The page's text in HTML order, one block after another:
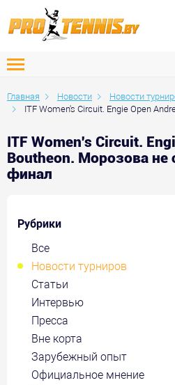
Главная Новости
Новости
ITF Women's Circuit. Engie Open
ITF Women's Circuit.
Boutheon. Морозова не
финал
Рубрики
Все
Новости турниров
Статьи
Интервью
Пресса
Вне корта
Зарубежный опыт
Официальное мнение